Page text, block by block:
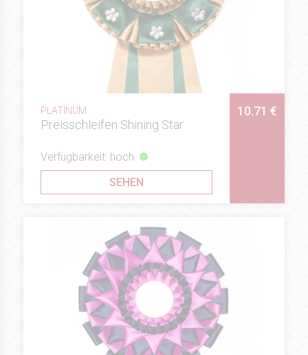
PLATINUM
Preisschleifen Shining Star
10.71 €
Verfügbarkeit: hoch
SEHEN